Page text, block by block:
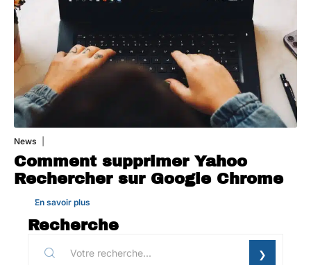
News
Comment supprimer Yahoo
Rechercher sur Google Chrome
En savoir plus
Recherche